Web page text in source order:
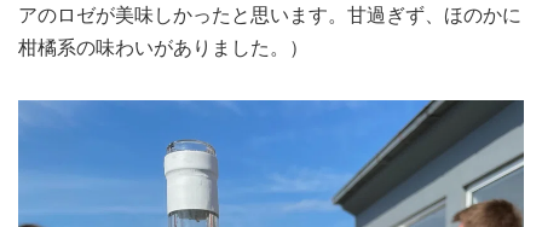
アのロゼが美味しかったと思います。甘過ぎず、ほのかに
柑橘系の味わいがありました。）